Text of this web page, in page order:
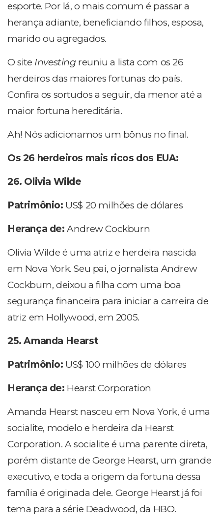
esporte. Por lá, o mais comum é passar a
herança adiante, beneficiando filhos, esposa,
marido ou agregados.
O site Investing reuniu a lista com os 26
herdeiros das maiores fortunas do país.
Confira os sortudos a seguir, da menor até a
maior fortuna hereditária.
Ah! Nós adicionamos um bônus no final.
Os 26 herdeiros mais ricos dos EUA:
26. Olivia Wilde
Patrimônio: US$ 20 milhões de dólares
Herança de:Andrew Cockburn
Olivia Wilde é uma atriz e herdeira nascida
em Nova York. Seu pai, o jornalista Andrew
Cockburn, deixou a filha com uma boa
segurança financeira para iniciar a carreira de
atriz em Hollywood, em 2005.
25. Amanda Hearst
Patrimônio: US$ 100 milhões de dólares
Herança de: Hearst Corporation
Amanda Hearst nasceu em Nova York, é uma
socialite, modelo e herdeira da Hearst
Corporation. A socialite é uma parente direta,
porém distante de George Hearst, um grande
executivo, e toda a origem da fortuna dessa
família é originada dele. George Hearst já foi
tema para a série Deadwood, da HBO.